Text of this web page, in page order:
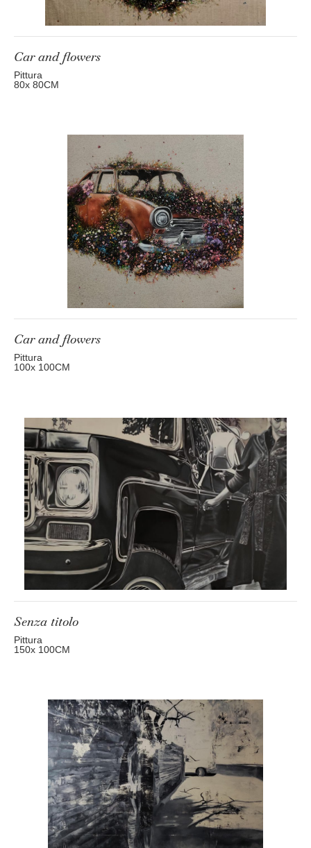
Car and flowers
Pittura
80x 80CM
Car and flowers
Pittura
100x 100CM
Senza titolo
Pittura
150x 100CM